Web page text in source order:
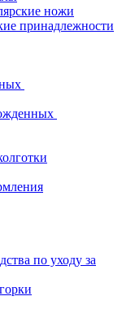
ножи
принадлежности
по уходу за